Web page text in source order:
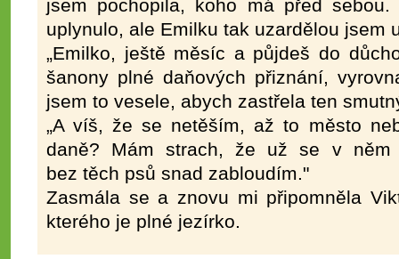
jsem pochopila, koho má před
uplynulo, ale Emilku tak uzardělou jsem
„Emilko, ještě měsíc a půjdeš do
šanony plné daňových přiznání,
jsem to vesele, abych zastřela ten
„A víš, že se netěším, až to město
daně? Mám strach, že už se v
bez těch psů snad zabloudím."
Zasmála se a znovu mi připomněla
kterého je plné jezírko.